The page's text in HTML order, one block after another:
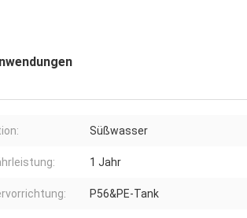
Süßwasser
1 Jahr
P56&PE-Tank